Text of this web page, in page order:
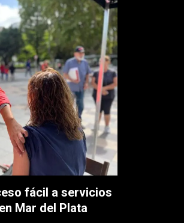
fácil a servicios
Mar del Plata